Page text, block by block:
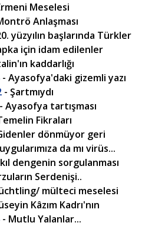
Meselesi
Anlaşması
yüzyılın başlarında Türkler
için idam edilenler
kaddarlığı
- Ayasofya'daki gizemli yazı
- Şartmıydı
- Ayasofya tartışması
Fikraları
dönmüyor geri
da mı virüs...
dengenin sorgulanması
Serdenişi..
mülteci meselesi
Kâzım Kadrı'nın
- Mutlu Yalanlar...